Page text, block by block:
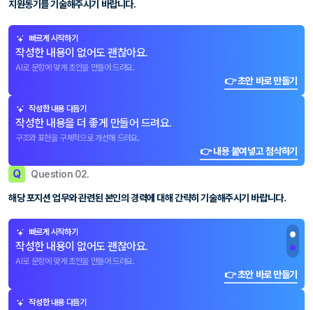
지원동기를 기술해주시기 바랍니다.
빠르게 시작하기
작성한 내용이 없어도 괜찮아요.
AI로 문항에 맞게 초안을 만들어 드려요.
👉 초안 바로 만들기
작성한 내용 다듬기
작성한 내용을 더 좋게 만들어 드려요.
구조와 표현을 구체적으로 개선해 드려요.
👉 내용 붙여넣고 첨삭하기
Q Question 02.
해당 포지션 업무와 관련된 본인의 경력에 대해 간략히 기술해주시기 바랍니다.
빠르게 시작하기
작성한 내용이 없어도 괜찮아요.
AI로 문항에 맞게 초안을 만들어 드려요.
👉 초안 바로 만들기
작성한 내용 다듬기